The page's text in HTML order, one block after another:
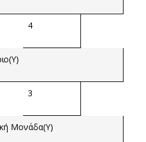
4
3
Μονάδα(Υ)